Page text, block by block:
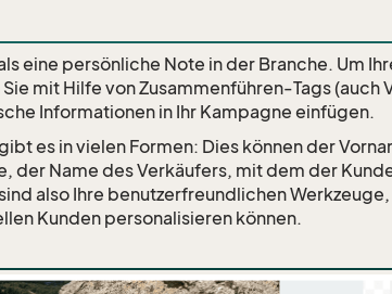
eine persönliche Note in der Branche. Um
mit Hilfe von Zusammenführen-Tags (auch
Informationen in Ihr Kampagne einfügen.
es in vielen Formen: Dies können der
der Name des Verkäufers, mit dem der
also Ihre benutzerfreundlichen
Kunden personalisieren können.